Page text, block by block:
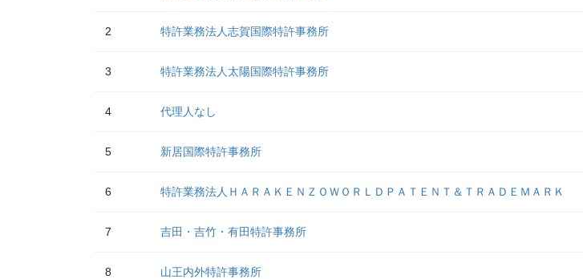
2 特許業務法人志賀国際特許事務所
3 特許業務法人太陽国際特許事務所
4 代理人なし
5 新居国際特許事務所
6 特許業務法人ＨＡＲＡＫＥＮＺＯＷＯＲＬＤＰＡＴＥＮＴ＆ＴＲＡＤＥＭＡＲＫ
7 吉田・吉竹・有田特許事務所
8 山王内外特許事務所